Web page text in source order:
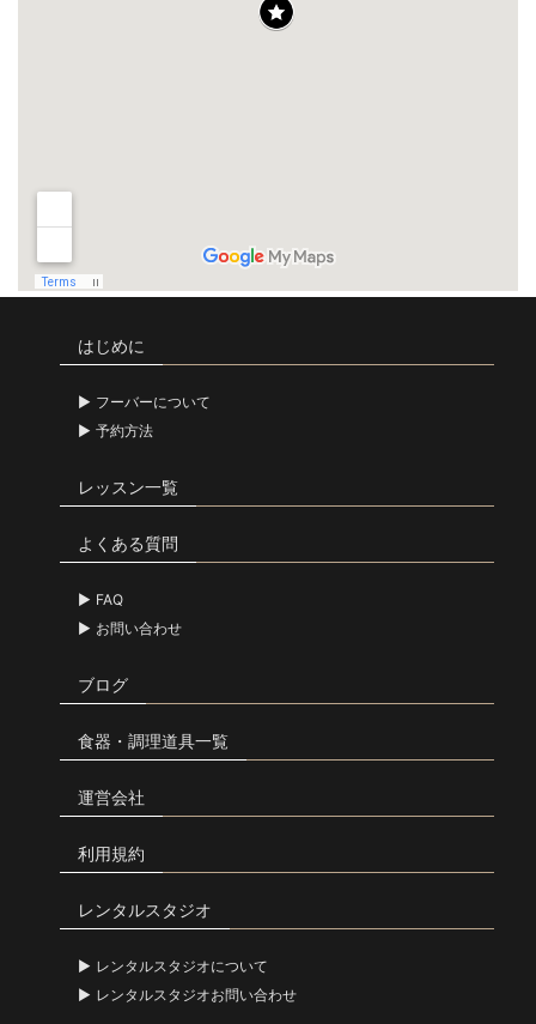
はじめに
フーバーについて
予約方法
レッスン一覧
よくある質問
FAQ
お問い合わせ
ブログ
食器・調理道具一覧
運営会社
利用規約
レンタルスタジオ
レンタルスタジオについて
レンタルスタジオお問い合わせ